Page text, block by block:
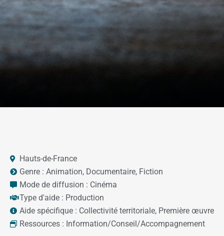
Hauts-de-France
Genre : Animation, Documentaire, Fiction
Mode de diffusion : Cinéma
Type d'aide : Production
Aide spécifique : Collectivité territoriale, Première œuvre
Ressources : Information/Conseil/Accompagnement